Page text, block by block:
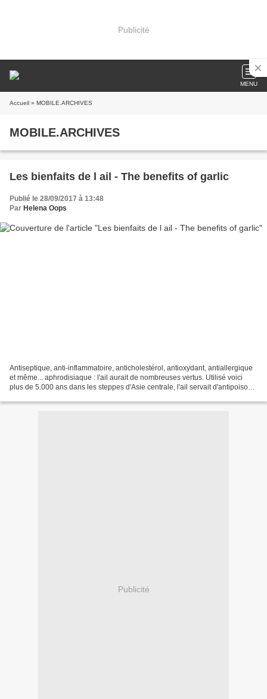
Publicité
MENU
Accueil » MOBILE.ARCHIVES
MOBILE.ARCHIVES
Les bienfaits de l ail - The benefits of garlic
Publié le 28/09/2017 à 13:48
Par Helena Oops
Antiseptique, anti-inflammatoire, anticholestérol, antioxydant, antiallergique
et même... aphrodisiaque : l'ail aurait de nombreuses vertus. Utilisé voici
plus de 5.000 ans dans les steppes d'Asie centrale, l'ail servait d'antipoison
Publicité